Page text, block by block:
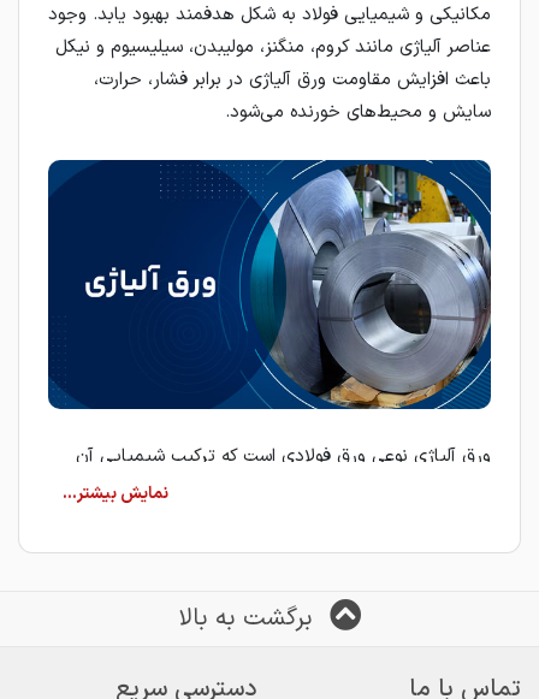
مکانیکی و شیمیایی فولاد به شکل هدفمند بهبود یابد. وجود
عناصر آلیاژی مانند کروم، منگنز، مولیبدن، سیلیسیوم و نیکل
باعث افزایش مقاومت ورق آلیاژی در برابر فشار، حرارت،
سایش و محیط‌های خورنده می‌شود.
ورق آلیاژی نوعی ورق فولادی است که ترکیب شیمیایی آن
فراتر از آهن خالص بوده و عناصر آلیاژی مختلفی در ساختار
نسبت به ورق‌های معمولی:
استحکام بالاتری داشته باشدبرگشت به بالا
تماس با ما
دسترسی سریع